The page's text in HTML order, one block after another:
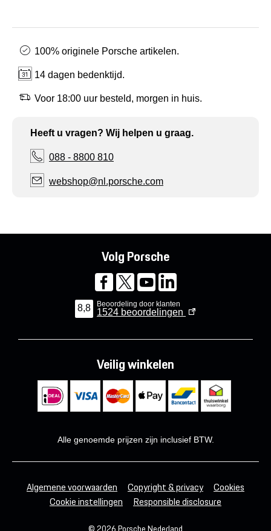
100% originele Porsche artikelen.
14 dagen bedenktijd.
Voor 18:00 uur besteld, morgen in huis.
Heeft u vragen? Wij helpen u graag.
088 - 8800 810
webshop@nl.porsche.com
Volg Porsche
8,8 Beoordeling door klanten
1524 beoordelingen
Veilig winkelen
Alle genoemde prijzen zijn inclusief BTW.
Algemene voorwaarden Copyright & privacy
Cookies
Cookie instellingen
Responsible disclosure
© 2026 Porsche Nederland